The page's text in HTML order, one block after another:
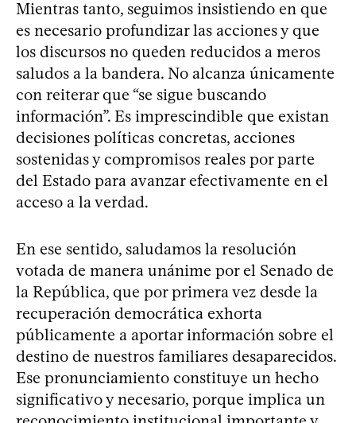
Mientras tanto, seguimos insistiendo en que
es necesario profundizar las acciones y que
los discursos no queden reducidos a meros
saludos a la bandera. No alcanza únicamente
con reiterar que “se sigue buscando
información”. Es imprescindible que existan
decisiones políticas concretas, acciones
sostenidas y compromisos reales por parte
del Estado para avanzar efectivamente en el
acceso a la verdad.
En ese sentido, saludamos la resolución
votada de manera unánime por el Senado de
la República, que por primera vez desde la
recuperación democrática exhorta
públicamente a aportar información sobre el
destino de nuestros familiares desaparecidos.
Ese pronunciamiento constituye un hecho
significativo y necesario, porque implica un